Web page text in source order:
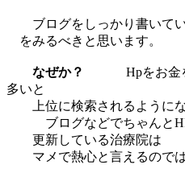
ブログをしっかり書いてい
をみるべきと思います。
なぜか？
Hpをお金を
多いと
上位に検索されるようにな
ブログなどでちゃんと
更新している治療院は
マメで熱心と言えるのでは